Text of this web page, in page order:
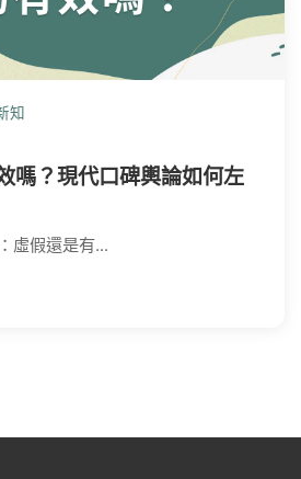
知
嗎？現代口碑輿論如何左
虛假還是有...